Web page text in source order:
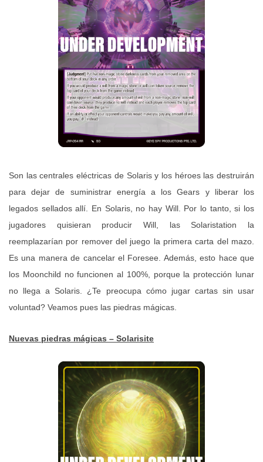
Son las centrales eléctricas de Solaris y los héroes las destruirán
para dejar de suministrar energía a los Gears y liberar los
legados sellados allí. En Solaris, no hay Will. Por lo tanto, si los
jugadores quisieran producir Will, las Solaristation la
reemplazarían por remover del juego la primera carta del mazo.
Es una manera de cancelar el Foresee. Además, esto hace que
los Moonchild no funcionen al 100%, porque la protección lunar
no llega a Solaris. ¿Te preocupa cómo jugar cartas sin usar
voluntad? Veamos pues las piedras mágicas.
Nuevas piedras mágicas – Solarisite